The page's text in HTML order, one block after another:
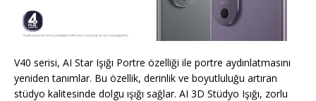
V40 serisi, AI Star Işığı Portre özelliği ile portre aydınlatmasını
yeniden tanımlar. Bu özellik, derinlik ve boyutluluğu artıran
stüdyo kalitesinde dolgu ışığı sağlar. AI 3D Stüdyo Işığı, zorlu